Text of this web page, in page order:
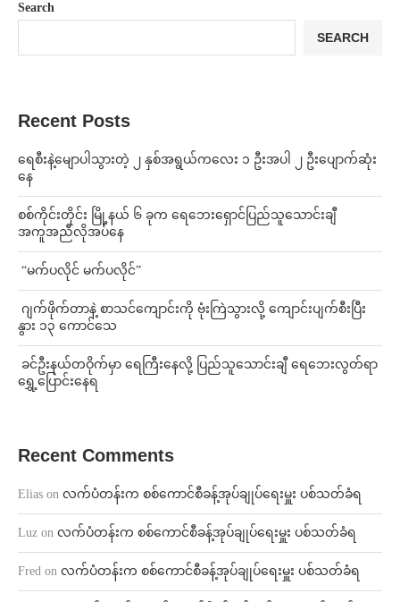
Search
SEARCH
Recent Posts
ရေစီးနဲ့မျောပါသွားတဲ့ ၂ နှစ်အရွယ်ကလေး ၁ ဦးအပါ ၂ ဦးပျောက်ဆုံး
နေ
စစ်ကိုင်းတိုင်း မြို့နယ် ၆ ခုက ရေဘေးရှောင်ပြည်သူသောင်းချီ
အကူအညီလိုအပ်နေ
⁨ ⁨“မက်ပလိုင် မက်ပလိုင်”
⁨⁩ ⁨ဂျက်ဖိုက်တာနဲ့ စာသင်ကျောင်းကို ဗုံးကြဲသွားလို့ ကျောင်းပျက်စီးပြီး
နွား ၁၃ ကောင်သေ
⁩ ⁨ခင်ဦးနယ်တဝိုက်မှာ ရေကြီးနေလို့ ပြည်သူသောင်းချီ ရေဘေးလွတ်ရာ
ရွှေ့ပြောင်းနေရ
Recent Comments
Elias on လက်ပံတန်းက စစ်ကောင်စီခန့်အုပ်ချုပ်ရေးမှူး ပစ်သတ်ခံရ
Luz on လက်ပံတန်းက စစ်ကောင်စီခန့်အုပ်ချုပ်ရေးမှူး ပစ်သတ်ခံရ
Fred on လက်ပံတန်းက စစ်ကောင်စီခန့်အုပ်ချုပ်ရေးမှူး ပစ်သတ်ခံရ